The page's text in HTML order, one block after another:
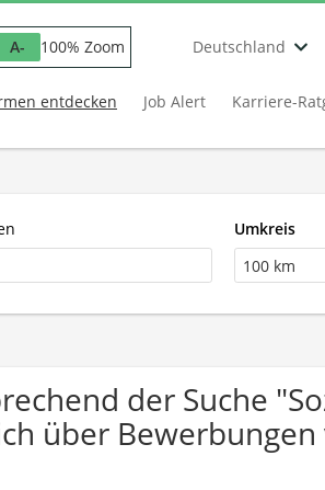
A- 100% Zoom Deutschland
entdecken Job Alert Karriere-
Umkreis
100 km
der Suche
über